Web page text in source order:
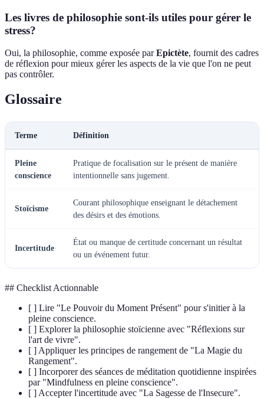
Les livres de philosophie sont-ils utiles pour gérer le
stress?
Oui, la philosophie, comme exposée parEpictète, fournit des cadres
de réflexion pour mieux gérer les aspects de la vie que l'on ne peut
pas contrôler.
Glossaire
Terme Définition
Pleine
conscience
Pratique de focalisation sur le présent de manière
intentionnelle sans jugement.
Stoïcisme
Courant philosophique enseignant le détachement
des désirs et des émotions.
Incertitude
État ou manque de certitude concernant un résultat
ou un événement futur.
## Checklist Actionnable
[ ] Lire "Le Pouvoir du Moment Présent" pour s'initier à la
pleine conscience.
[ ] Explorer la philosophie stoïcienne avec "Réflexions sur
l'art de vivre".
[ ] Appliquer les principes de rangement de "La Magie du
Rangement".
[ ] Incorporer des séances de méditation quotidienne inspirées
par "Mindfulness en pleine conscience".
[ ] Accepter l'incertitude avec "La Sagesse de l'Insecure".